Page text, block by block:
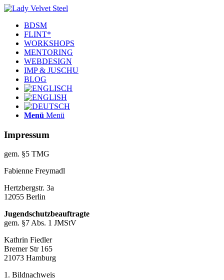
BDSM
FLINT*
WORKSHOPS
MENTORING
WEBDESIGN
IMP & JUSCHU
BLOG
Menü Menü
Impressum
gem. §5 TMG
Fabienne Freymadl
Hertzbergstr. 3a
12055 Berlin
Jugendschutzbeauftragte
gem. §7 Abs. 1 JMStV
Kathrin Fiedler
Bremer Str 165
21073 Hamburg
1. Bildnachweis